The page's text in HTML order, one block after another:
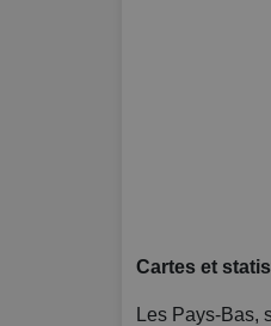
Cartes et
Les Pays-Bas,